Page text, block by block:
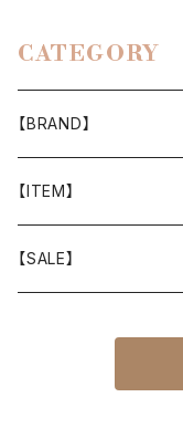
CATEGORY
【BRAND】
山と道
T-SHIRT
迷迭香
【ITEM】
WEAR
【SALE】